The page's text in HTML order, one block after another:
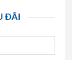
ĐÃI